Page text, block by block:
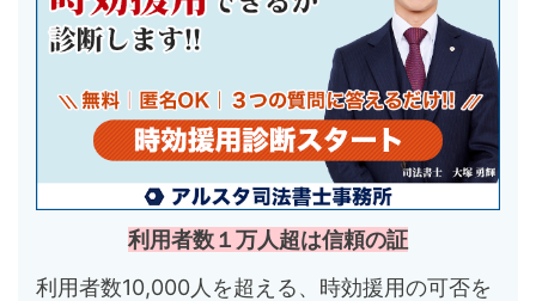
利用者数10,000人を超える、時効援用の可否を
利用者数１万人超は信頼の証